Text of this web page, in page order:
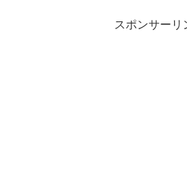
スポンサーリ